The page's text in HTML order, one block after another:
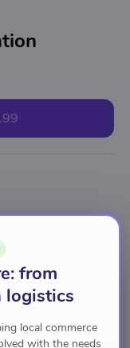
from
logistics
local commerce
with the needs